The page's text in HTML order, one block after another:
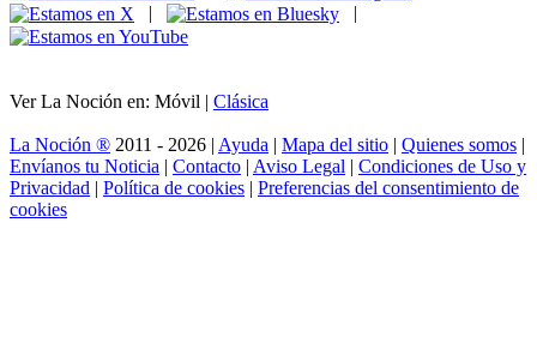
|
|
Ver La Noción en: Móvil | Clásica
La Noción ® 2011 - 2026 | Ayuda | Mapa del sitio | Quienes somos |
Envíanos tu Noticia | Contacto | Aviso Legal | Condiciones de Uso y
Privacidad | Política de cookies | Preferencias del consentimiento de
cookies